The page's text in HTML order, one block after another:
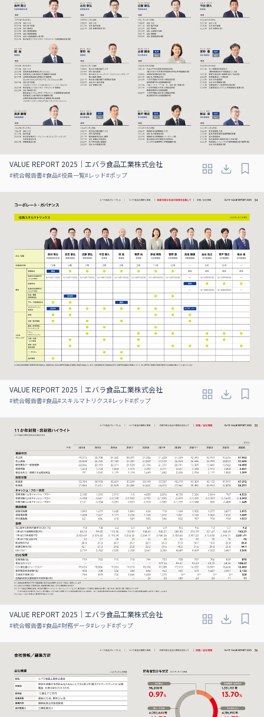
VALUE REPORT 2025｜エバラ食品工業株式会社
#統合報告書#食品#役員一覧#レッド#ポップ
VALUE REPORT 2025｜エバラ食品工業株式会社
#統合報告書#食品#スキルマトリクス#レッド#ポップ
VALUE REPORT 2025｜エバラ食品工業株式会社
#統合報告書#食品#財務データ#レッド#ポップ